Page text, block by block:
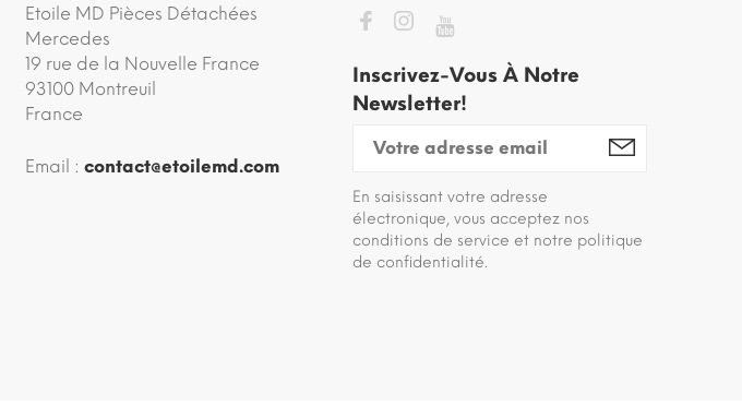
Etoile MD Pièces Détachées
Mercedes
19 rue de la Nouvelle France
93100 Montreuil
France
Email : contact@etoilemd.com
Inscrivez-Vous À Notre
Newsletter!
En saisissant votre adresse
électronique, vous acceptez nos
conditions de service et notre politique
de confidentialité.